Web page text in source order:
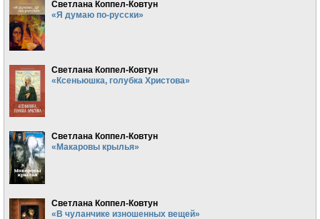
Светлана Коппел-Ковтун
«Я думаю по-русски»
Светлана Коппел-Ковтун
«Ксеньюшка, голубка Христова»
Светлана Коппел-Ковтун
«Макаровы крылья»
Светлана Коппел-Ковтун
«В чуланчике изношенных вещей»